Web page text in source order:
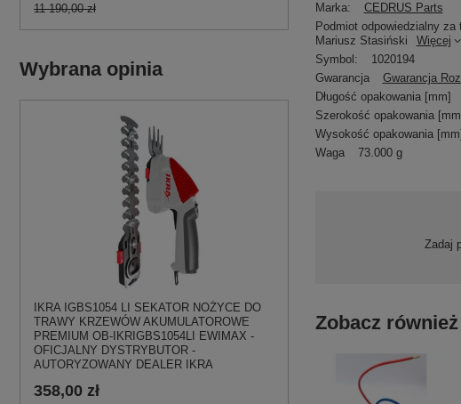
11 190,00 zł
Wybrana opinia
IKRA IGBS1054 LI SEKATOR NOŻYCE DO
TRAWY KRZEWÓW AKUMULATOROWE
PREMIUM OB-IKRIGBS1054LI EWIMAX -
OFICJALNY DYSTRYBUTOR -
AUTORYZOWANY DEALER IKRA
358,00 zł
Marka:
CEDRUS Parts
Podmiot odpowiedzialny
Mariusz Stasiński
Więcej
Symbol:
1020194
Gwarancja
Gwarancja
Długość opakowania [mm]
Szerokość opakowania
Wysokość opakowania [mm]
Waga
73.000 g
Zadaj
Zobacz również